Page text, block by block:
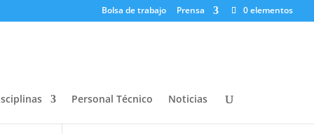
Bolsa de trabajo Prensa 0 elementos
Personal Técnico Noticias